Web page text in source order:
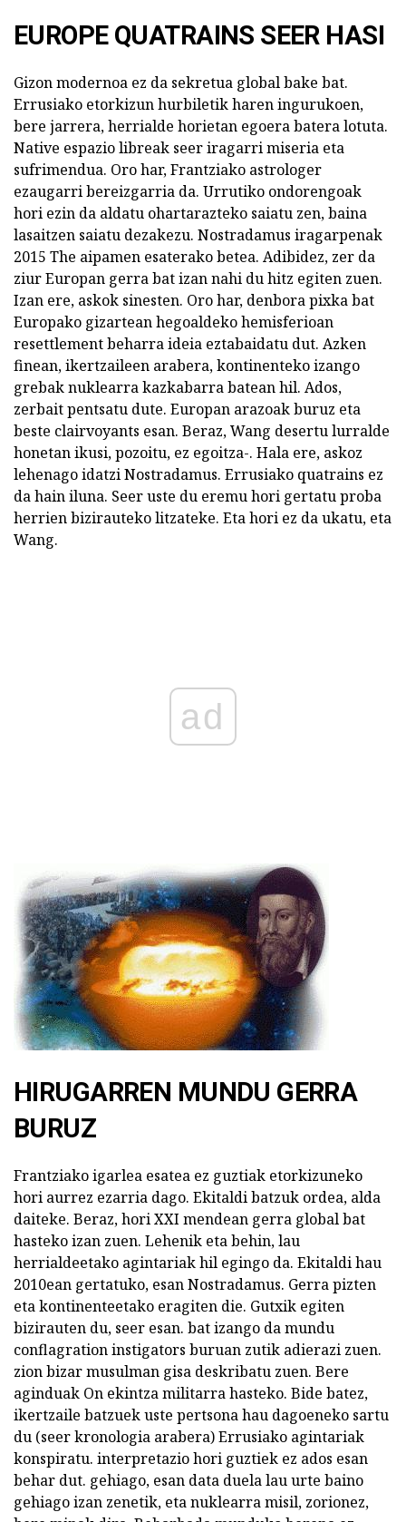
EUROPE QUATRAINS SEER HASI
Gizon modernoa ez da sekretua global bake bat.
Errusiako etorkizun hurbiletik haren ingurukoen,
bere jarrera, herrialde horietan egoera batera lotuta.
Native espazio libreak seer iragarri miseria eta
sufrimendua. Oro har, Frantziako astrologer
ezaugarri bereizgarria da. Urrutiko ondorengoak
hori ezin da aldatu ohartarazteko saiatu zen, baina
lasaitzen saiatu dezakezu. Nostradamus iragarpenak
2015 The aipamen esaterako betea. Adibidez, zer da
ziur Europan gerra bat izan nahi du hitz egiten zuen.
Izan ere, askok sinesten. Oro har, denbora pixka bat
Europako gizartean hegoaldeko hemisferioan
resettlement beharra ideia eztabaidatu dut. Azken
finean, ikertzaileen arabera, kontinenteko izango
grebak nuklearra kazkabarra batean hil. Ados,
zerbait pentsatu dute. Europan arazoak buruz eta
beste clairvoyants esan. Beraz, Wang desertu lurralde
honetan ikusi, pozoitu, ez egoitza-. Hala ere, askoz
lehenago idatzi Nostradamus. Errusiako quatrains ez
da hain iluna. Seer uste du eremu hori gertatu proba
herrien bizirauteko litzateke. Eta hori ez da ukatu, eta
Wang.
ad
HIRUGARREN MUNDU GERRA
BURUZ
Frantziako igarlea esatea ez guztiak etorkizuneko
hori aurrez ezarria dago. Ekitaldi batzuk ordea, alda
daiteke. Beraz, hori XXI mendean gerra global bat
hasteko izan zuen. Lehenik eta behin, lau
herrialdeetako agintariak hil egingo da. Ekitaldi hau
2010ean gertatuko, esan Nostradamus. Gerra pizten
eta kontinenteetako eragiten die. Gutxik egiten
bizirauten du, seer esan. bat izango da mundu
conflagration instigators buruan zutik adierazi zuen.
zion bizar musulman gisa deskribatu zuen. Bere
aginduak On ekintza militarra hasteko. Bide batez,
ikertzaile batzuek uste pertsona hau dagoeneko sartu
du (seer kronologia arabera) Errusiako agintariak
konspiratu. interpretazio hori guztiek ez ados esan
behar dut. gehiago, esan data duela lau urte baino
gehiago izan zenetik, eta nuklearra misil, zorionez,